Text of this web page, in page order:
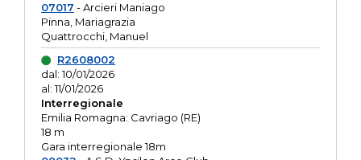
07017 - Arcieri Maniago
Pinna, Mariagrazia
Quattrocchi, Manuel
R2608002
dal: 10/01/2026
al: 11/01/2026
Interregionale
Emilia Romagna: Cavriago (RE)
18 m
Gara interregionale 18m